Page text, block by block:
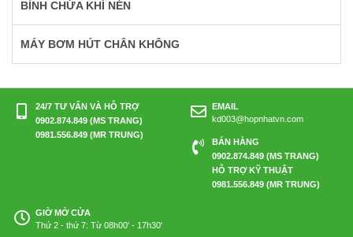
BÌNH CHỨA KHÍ NÉN
MÁY BƠM HÚT CHÂN KHÔNG
24/7 TƯ VẤN VÀ HỖ TRỢ
0902.874.849 (MS TRANG)
0981.556.849 (MR TRUNG)
EMAIL
kd003@hopnhatvn.com
BÁN HÀNG
0902.874.849 (MS TRANG)
HỖ TRỢ KỸ THUẬT
0981.556.849 (MR TRUNG)
GIỜ MỞ CỬA
Thứ 2 - thứ 7: Từ 08h00' - 17h30'